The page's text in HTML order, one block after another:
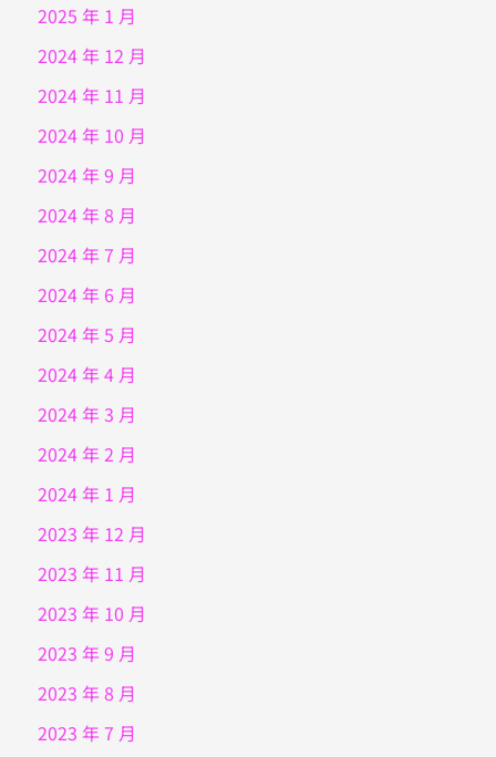
2025 年 1 月
2024 年 12 月
2024 年 11 月
2024 年 10 月
2024 年 9 月
2024 年 8 月
2024 年 7 月
2024 年 6 月
2024 年 5 月
2024 年 4 月
2024 年 3 月
2024 年 2 月
2024 年 1 月
2023 年 12 月
2023 年 11 月
2023 年 10 月
2023 年 9 月
2023 年 8 月
2023 年 7 月